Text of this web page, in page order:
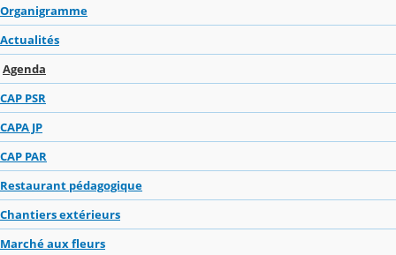
Organigramme
Actualités
Agenda
CAP PSR
CAPA JP
CAP PAR
Restaurant pédagogique
Chantiers extérieurs
Marché aux fleurs